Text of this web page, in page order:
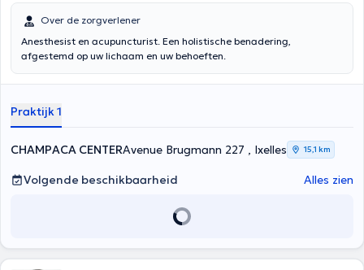
Over de zorgverlener
Anesthesist en acupuncturist. Een holistische benadering,
afgestemd op uw lichaam en uw behoeften.
Praktijk 1
CHAMPACA CENTERAvenue Brugmann 227 , Ixelles 15,1 km
Volgende beschikbaarheid Alles zien